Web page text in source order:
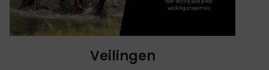
Veilingen